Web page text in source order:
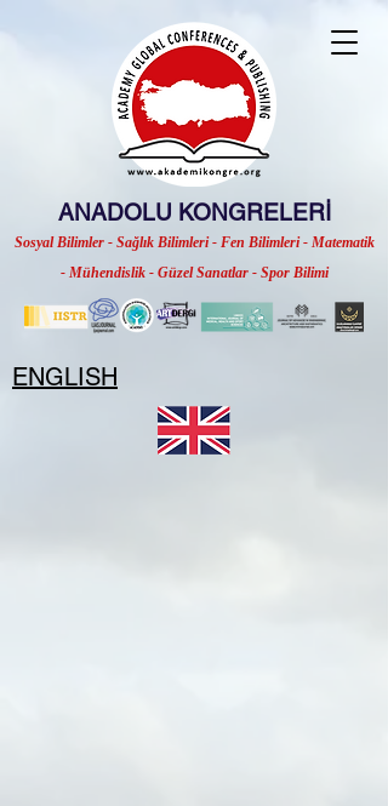
ANADOLU KONGRELERİ
Sosyal Bilimler - Sağlık Bilimleri - Fen Bilimleri - Matematik
- Mühendislik - Güzel Sanatlar - Spor Bilimi
ENGLISH